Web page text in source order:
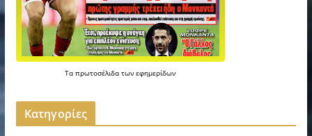
Ταπρωτοσέλιδατωνεφημερίδων
Kατηγορίες